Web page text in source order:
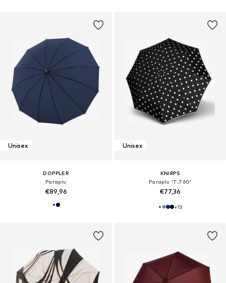
Unisex
DOPPLER
Paraplu
€89,96
Unisex
KNIRPS
Paraplu 'T.760'
€77,36
+13